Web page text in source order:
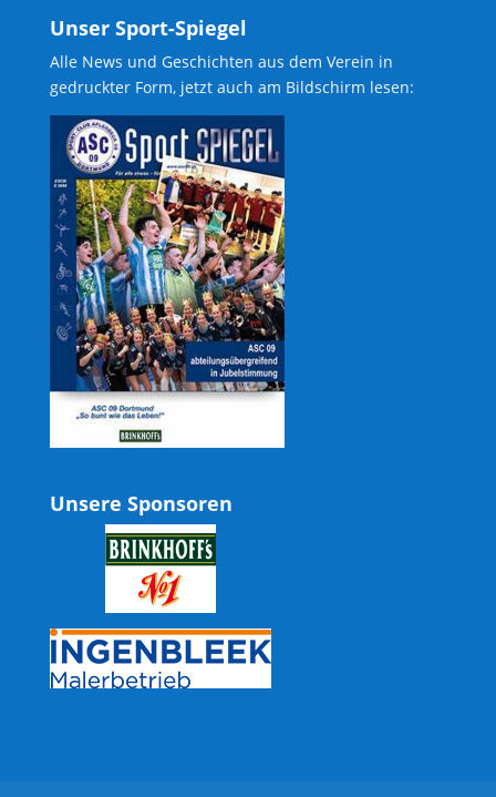
Unser Sport-Spiegel
Alle News und Geschichten aus dem Verein in
gedruckter Form, jetzt auch am Bildschirm lesen:
Unsere Sponsoren